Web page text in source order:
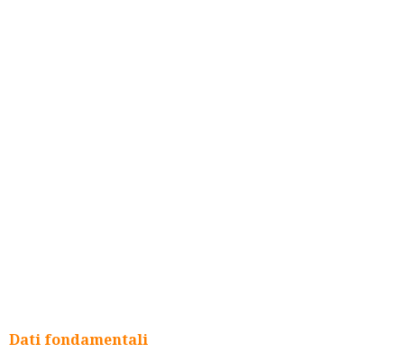
Dati fondamentali